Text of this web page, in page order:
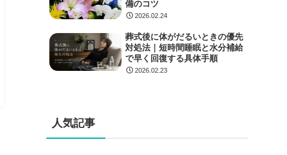
備のコツ
2026.02.24
葬式後に体がだるいときの優先
対処法｜短時間睡眠と水分補給
で早く回復する具体手順
2026.02.23
人気記事